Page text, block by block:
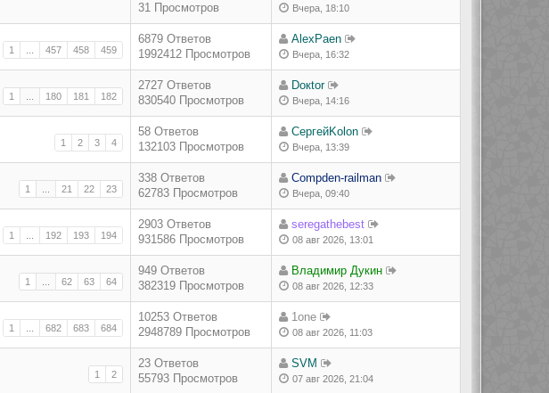
31 Просмотров
Вчера, 18:10
1 457 458 459
6879 Ответов
1992412 Просмотров
AlexPaen
Вчера, 16:32
1 180 181 182
2727 Ответов
830540 Просмотров
Doкtor
Вчера, 14:16
1 2 3 4
58 Ответов
132103 Просмотров
СергейKolon
Вчера, 13:39
1 21 22 23
338 Ответов
62783 Просмотров
Compden-railman
Вчера, 09:40
1 192 193 194
2903 Ответов
931586 Просмотров
seregathebest
08 авг 2026, 13:01
1 62 63 64
949 Ответов
382319 Просмотров
Владимир Дукин
08 авг 2026, 12:33
1 682 683 684
10253 Ответов
2948789 Просмотров
1one
08 авг 2026, 11:03
1 2
23 Ответов
55793 Просмотров
SVM
07 авг 2026, 21:04